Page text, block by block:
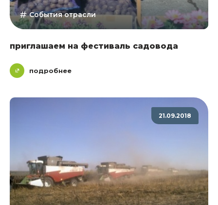
События отрасли
приглашаем на фестиваль садовода
подробнее
21.09.2018